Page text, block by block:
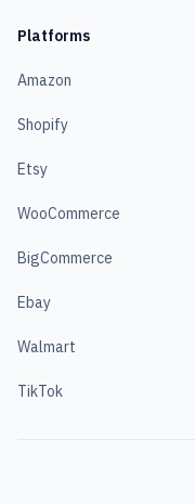
Platforms
Amazon
Shopify
Etsy
WooCommerce
BigCommerce
Ebay
Walmart
TikTok